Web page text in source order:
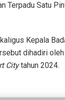
Terpadu Satu
Kepala
dihadiri
Citytahun 2024.